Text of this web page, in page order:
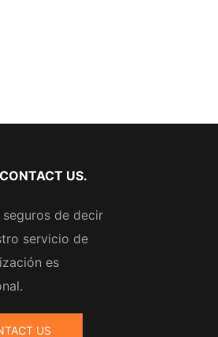
US.
seguros de decir
servicio de
es
US